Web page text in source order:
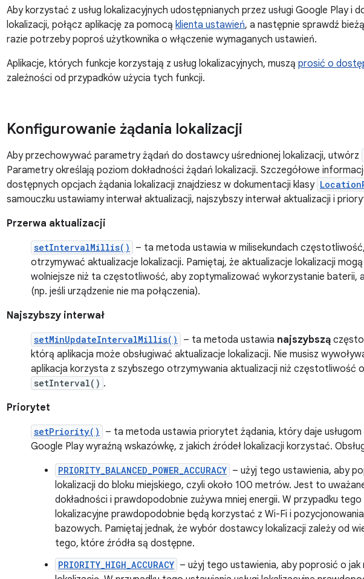
Aby korzystać z usług lokalizacyjnych udostępnianych przez usługi Google Play i
lokalizacji, połącz aplikację za pomocą klienta ustawień, a następnie sprawdź
razie potrzeby poproś użytkownika o włączenie wymaganych ustawień.
Aplikacje, których funkcje korzystają z usług lokalizacyjnych, muszą prosić o
zależności od przypadków użycia tych funkcji.
Konfigurowanie żądania lokalizacji
Aby przechowywać parametry żądań do dostawcy uśrednionej lokalizacji, utwórz
Parametry określają poziom dokładności żądań lokalizacji. Szczegółowe
dostępnych opcjach żądania lokalizacji znajdziesz w dokumentacji klasy
samouczku ustawiamy interwał aktualizacji, najszybszy interwał aktualizacji i
Przerwa aktualizacji
setIntervalMillis()
– ta metoda ustawia w milisekundach
otrzymywać aktualizacje lokalizacji. Pamiętaj, że aktualizacje lokalizacji
wolniejsze niż ta częstotliwość, aby zoptymalizować wykorzystanie baterii,
(np. jeśli urządzenie nie ma połączenia).
Najszybszy interwał
setMinUpdateIntervalMillis() – ta metoda ustawia najszybszą
którą aplikacja może obsługiwać aktualizacje lokalizacji. Nie musisz
aplikacja korzysta z szybszego otrzymywania aktualizacji niż częstotliwość
setInterval() .
Priorytet
setPriority()
– ta metoda ustawia priorytet żądania, który daje usługom
Google Play wyraźną wskazówkę, z jakich źródeł lokalizacji korzystać.
PRIORITY_BALANCED_POWER_ACCURACY – użyj tego ustawienia, aby
lokalizacji do bloku miejskiego, czyli około 100 metrów. Jest to
dokładności i prawdopodobnie zużywa mniej energii. W przypadku tego
lokalizacyjne prawdopodobnie będą korzystać z Wi-Fi i
bazowych. Pamiętaj jednak, że wybór dostawcy lokalizacji zależy od
tego, które źródła są dostępne.
PRIORITY_HIGH_ACCURACY – użyj tego ustawienia, aby poprosić o jak